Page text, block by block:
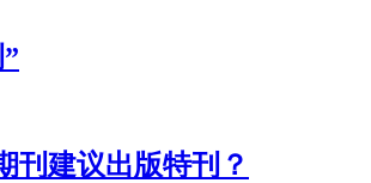
刊建议出版特刊？